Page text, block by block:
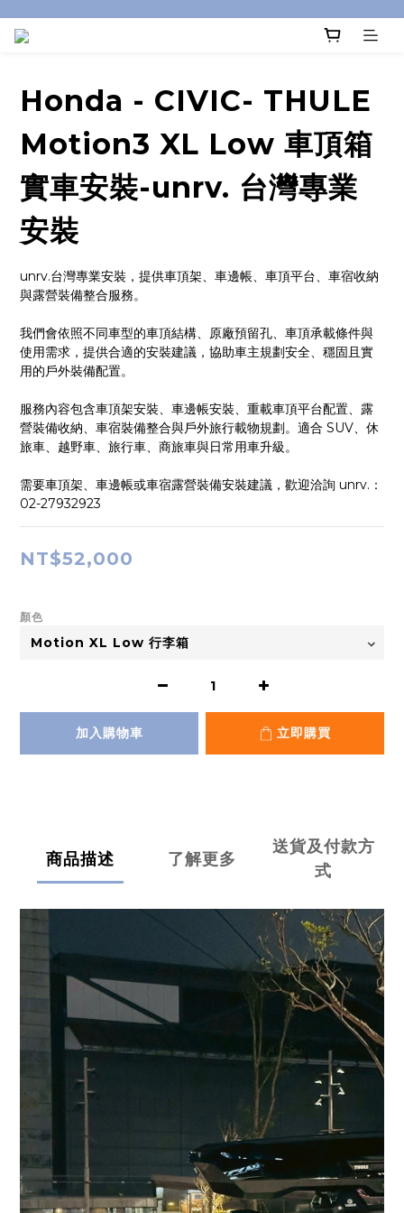
Honda - CIVIC- THULE
Motion3 XL Low 車頂箱
實車安裝-unrv. 台灣專業
安裝
unrv.台灣專業安裝，提供車頂架、車邊帳、車頂平台、車宿收納
與露營裝備整合服務。
我們會依照不同車型的車頂結構、原廠預留孔、車頂承載條件與
使用需求，提供合適的安裝建議，協助車主規劃安全、穩固且實
用的戶外裝備配置。
服務內容包含車頂架安裝、車邊帳安裝、重載車頂平台配置、露
營裝備收納、車宿裝備整合與戶外旅行載物規劃。適合 SUV、休
旅車、越野車、旅行車、商旅車與日常用車升級。
需要車頂架、車邊帳或車宿露營裝備安裝建議，歡迎洽詢 unrv.：
02-27932923
NT$52,000
顏色
加入購物車 立即購買
商品描述 了解更多
送貨及付款方
式